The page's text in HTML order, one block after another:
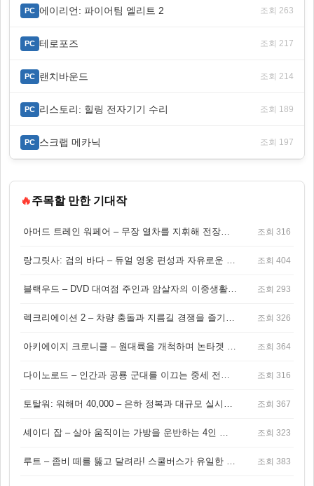
PC 에이리언: 파이어팀 엘리트 2 조회 263
PC 테로포즈 조회 217
PC 랜치바운드 조회 214
PC 리스토리: 힐링 전자기기 수리 조회 189
PC 스크랩 메카닉 조회 197
🔥주목할 만한 기대작
아머드 트레인 워페어 – 무장 열차를 지휘해 전장을 돌파하는 생존 전투 게임 조회 316
랑그릿사: 검의 바다 – 듀얼 영웅 편성과 자유로운 탐험을 결합한 판타지 전략 RPG 조회 404
블랙우드 – DVD 대여점 주인과 암살자의 이중생활을 그린 3인칭 액션 스릴러 게임 조회 293
렉크리에이션 2 – 차량 충돌과 지름길 경쟁을 즐기는 오픈월드 아케이드 레이싱 게임 조회 326
아키에이지 크로니클 – 원대륙을 개척하며 논타겟 전투를 즐기는 오픈월드 MMORPG 조회 364
다이노로드 – 인간과 공룡 군대를 이끄는 중세 전략 액션 RPG 조회 316
토탈워: 워해머 40,000 – 은하 정복과 대규모 실시간 전투가 결합된 전략 게임! 조회 367
셰이디 잡 – 살아 움직이는 가방을 운반하는 4인 협동 물리 어드벤처 게임 조회 323
루트 – 좀비 떼를 뚫고 달려라! 스쿨버스가 유일한 집이 되는 4인 협동 생존 게임 조회 383